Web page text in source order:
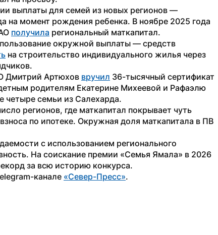
выплаты для семей из новых регионов —
на момент рождения ребенка. В ноябре 2025 года
получила региональный маткапитал.
окружной выплаты — средств
на строительство индивидуального жилья через
Дмитрий Артюхов вручил 36-тысячный сертификат
родителям Екатерине Михеевой и Рафаэлю
четыре семьи из Салехарда.
регионов, где маткапитал покрывает чуть
по ипотеке. Окружная доля маткапитала в ПВ
с использованием регионального
На соискание премии «Семья Ямала» в 2026
за всю историю конкурса.
канале «Север-Пресс».